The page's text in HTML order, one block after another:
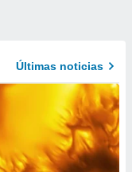
Últimas noticias